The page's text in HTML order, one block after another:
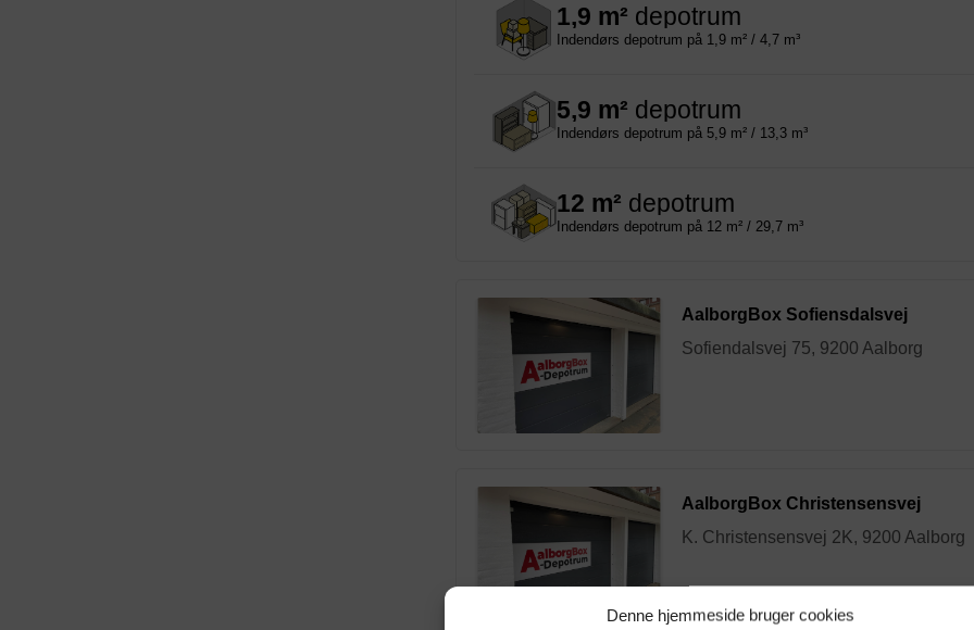
Denne hjemmeside bruger cookies
1,9 m² depotrum
Indendørs depotrum på 1,9 m² / 4,7 m³
5,9 m² depotrum
Indendørs depotrum på 5,9 m² / 13,3 m³
12 m² depotrum
Indendørs depotrum på 12 m² / 29,7 m³
AalborgBox Sofiensdalsvej
Sofiendalsvej 75, 9200 Aalborg
AalborgBox Christensensvej
K. Christensensvej 2K, 9200 Aalborg